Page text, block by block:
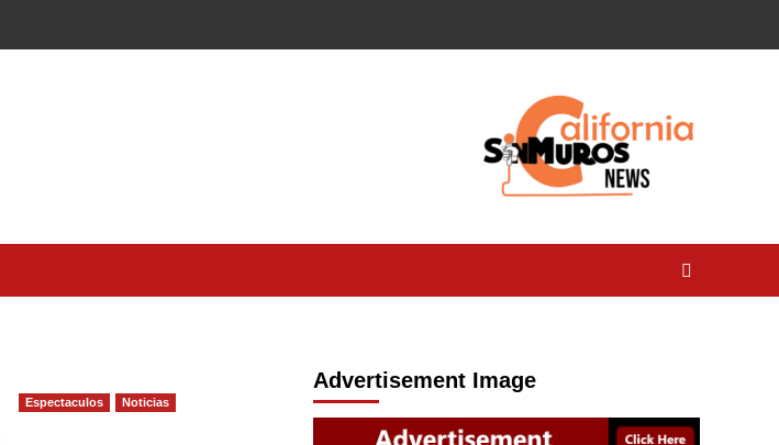
Espectaculos Noticias
Advertisement Image